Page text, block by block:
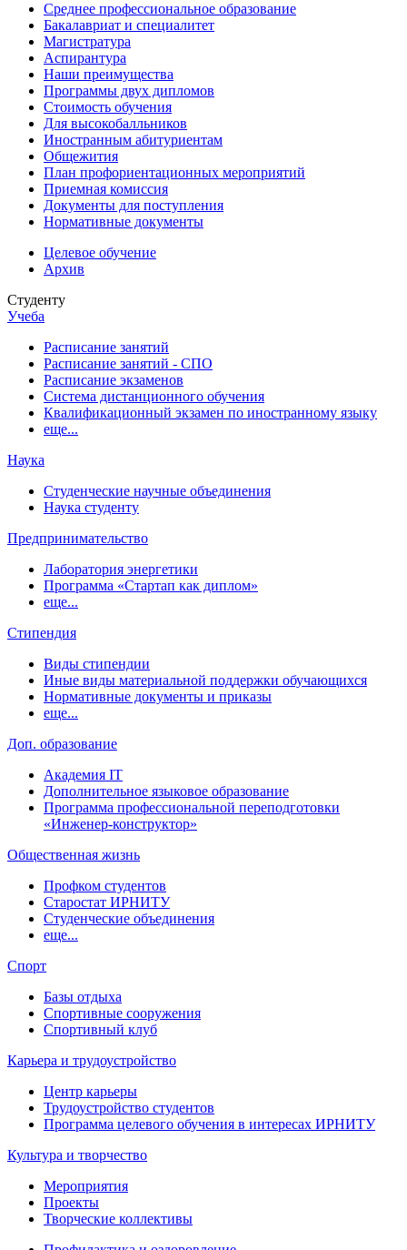
Cреднее профессиональное образование
Бакалавриат и специалитет
Магистратура
Аспирантура
Наши преимущества
Программы двух дипломов
Стоимость обучения
Для высокобалльников
Иностранным абитуриентам
Общежития
План профориентационных мероприятий
Приемная комиссия
Документы для поступления
Нормативные документы
Целевое обучение
Архив
Студенту
Учеба
Расписание занятий
Расписание занятий - СПО
Расписание экзаменов
Система дистанционного обучения
Квалификационный экзамен по иностранному языку
еще...
Наука
Студенческие научные объединения
Наука студенту
Предпринимательство
Лаборатория энергетики
Программа «Стартап как диплом»
еще...
Стипендия
Виды стипендии
Иные виды материальной поддержки обучающихся
Нормативные документы и приказы
еще...
Доп. образование
Академия IT
Дополнительное языковое образование
Программа профессиональной переподготовки
«Инженер-конструктор»
Общественная жизнь
Профком студентов
Старостат ИРНИТУ
Студенческие объединения
еще...
Спорт
Базы отдыха
Спортивные сооружения
Спортивный клуб
Карьера и трудоустройство
Центр карьеры
Трудоустройство студентов
Программа целевого обучения в интересах ИРНИТУ
Культура и творчество
Мероприятия
Проекты
Творческие коллективы